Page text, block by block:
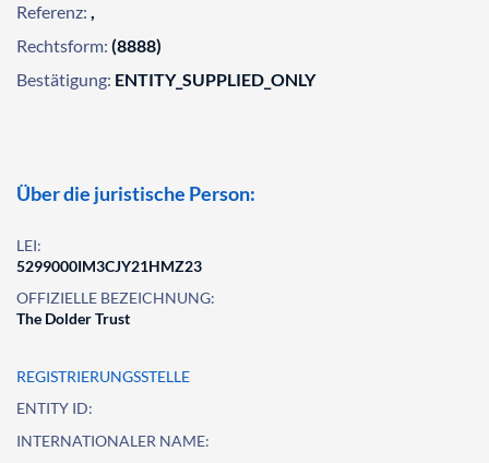
Referenz: ,
Rechtsform: (8888)
Bestätigung: ENTITY_SUPPLIED_ONLY
Über die juristische Person:
LEI:
5299000IM3CJY21HMZ23
OFFIZIELLE BEZEICHNUNG:
The Dolder Trust
REGISTRIERUNGSSTELLE
ENTITY ID:
INTERNATIONALER NAME: